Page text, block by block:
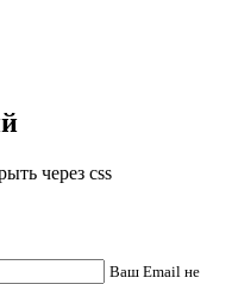
через css
Ваш Email не